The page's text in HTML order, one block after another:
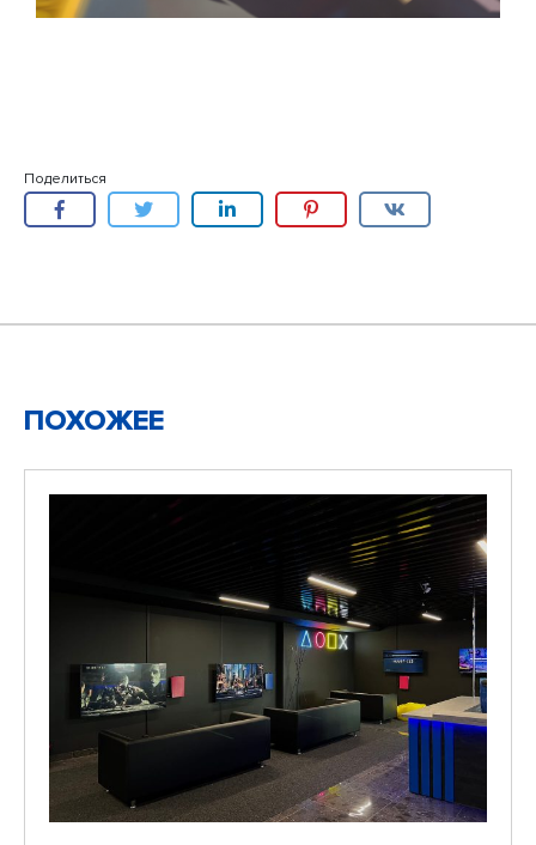
Поделиться
ПОХОЖЕЕ